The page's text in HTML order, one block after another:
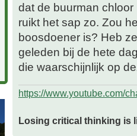
dat de buurman
ruikt het sap zo. Zou
boosdoener is? Heb
geleden bij de hete
die waarschijnlijk op
https://www.youtube.com/
Losing critical thinking is